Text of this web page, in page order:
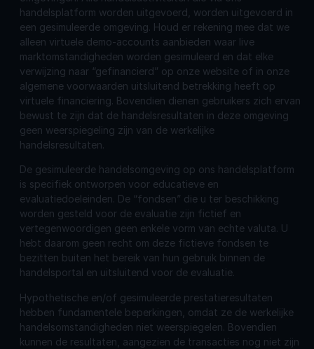
handelsplatform worden uitgevoerd, worden uitgevoerd in
een gesimuleerde omgeving. Houd er rekening mee dat we
alleen virtuele demo-accounts aanbieden waar live
marktomstandigheden worden gesimuleerd en dat elke
verwijzing naar “gefinancierd” op onze website of in onze
algemene voorwaarden uitsluitend betrekking heeft op
virtuele financiering. Bovendien dienen gebruikers zich ervan
bewust te zijn dat de handelsresultaten in deze omgeving
geen weerspiegeling zijn van de werkelijke
handelsresultaten.
De gesimuleerde handelsomgeving op ons handelsplatform
is specifiek ontworpen voor educatieve en
evaluatiedoeleinden. De “fondsen” die u ter beschikking
worden gesteld voor de evaluatie zijn fictief en
vertegenwoordigen geen enkele vorm van echte valuta. U
hebt daarom geen recht om deze fictieve fondsen te
bezitten buiten het bereik van hun gebruik binnen de
handelsportal en uitsluitend voor de evaluatie.
Hypothetische en/of gesimuleerde prestatieresultaten
hebben fundamentele beperkingen, omdat ze de werkelijke
handelsomstandigheden niet weerspiegelen. Bovendien
kunnen de resultaten, aangezien de transacties nog niet zijn